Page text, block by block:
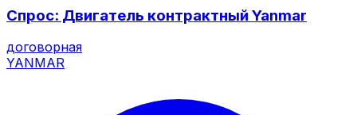
Спрос: Двигатель контрактный Yanmar
договорная
YANMAR